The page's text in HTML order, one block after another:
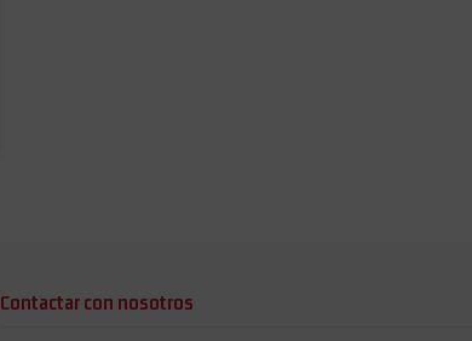
Contactar con nosotros